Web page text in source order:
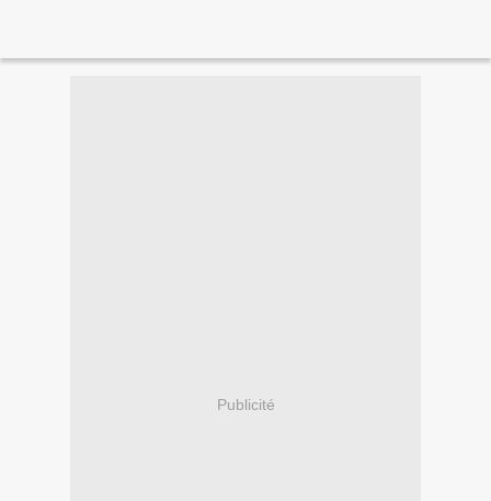
Publicité